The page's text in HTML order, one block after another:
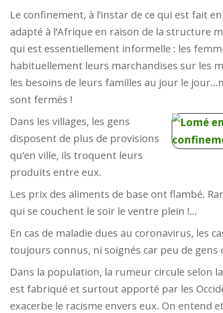
Le confinement, à l’instar de ce qui est fait
adapté à l’Afrique en raison de la structure
qui est essentiellement informelle : les
habituellement leurs marchandises sur les
les besoins de leurs familles au jour le
sont fermés !
Dans les villages, les gens
disposent de plus de provisions
qu’en ville, ils troquent leurs
produits entre eux.
Les prix des aliments de base ont flambé.
qui se couchent le soir le ventre plein !...
En cas de maladie dues au coronavirus, les
toujours connus, ni soignés car peu de gens
Dans la population, la rumeur circule selon
est fabriqué et surtout apporté par les
exacerbe le racisme envers eux. On entend